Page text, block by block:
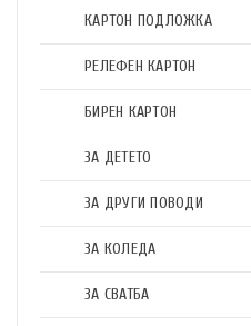
КАРТОН ПОДЛОЖКА
РЕЛЕФЕН КАРТОН
БИРЕН КАРТОН
ЗА ДЕТЕТО
ЗА ДРУГИ ПОВОДИ
ЗА КОЛЕДА
ЗА СВАТБА